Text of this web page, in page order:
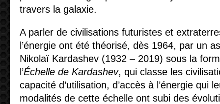
travers la galaxie.
A parler de civilisations futuristes et
l’énergie ont été théorisé, dès 1964, par un
Nikolaï Kardashev (1932 – 2019) sous la
l’Échelle de Kardashev, qui classe les
capacité d’utilisation, d’accès à l’énergie qui
modalités de cette échelle ont subi des